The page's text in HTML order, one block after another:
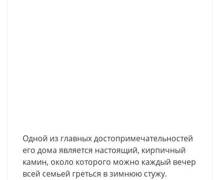
Одной из главных достопримечательностей
его дома является настоящий, кирпичный
камин, около которого можно каждый вечер
всей семьей греться в зимнюю стужу.